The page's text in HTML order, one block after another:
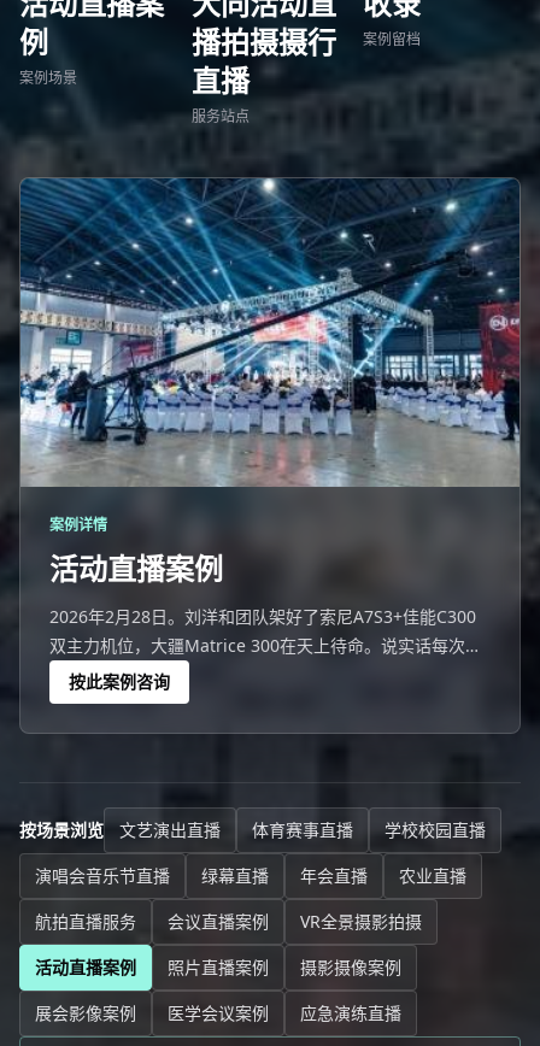
例
案例场景
播拍摄摄行
直播
服务站点
案例留档
案例详情
活动直播案例
2026年2月28日。刘洋和团队架好了索尼A7S3+佳能C300
双主力机位，大疆Matrice 300在天上待命。说实话每次这
么铺开设备的时候我都在想，客户看到的只是最终那个流畅
的画面，但他们不知道我们背后做了多少冗余准备。如果按
时间线复盘：提前9天踩点→提前2天彩排→当天提前2小时
按此案例咨询
按场景浏览 文艺演出直播 体育赛事直播
学校校园直播
演唱会音乐节直播
绿幕直播 年会直播
农业直播
航拍直播服务
会议直播案例
VR全景摄影拍摄
活动直播案例
照片直播案例
摄影摄像案例
展会影像案例
医学会议案例
应急演练直播